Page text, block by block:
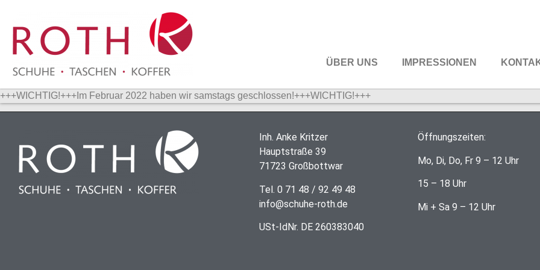
ÜBER UNS IMPRESSIONEN
+++WICHTIG!+++Im Februar 2022 haben wir samstags geschlossen!+++WICHTIG!+++
Inh. Anke Kritzer
Hauptstraße 39
71723 Großbottwar
Tel. 0 71 48 / 92 49 48
info@schuhe-roth.de
USt-IdNr. DE 260383040
Öffnungszeiten:
Mo, Di, Do, Fr 9 – 12 Uhr
15 – 18 Uhr
Mi + Sa 9 – 12 Uhr